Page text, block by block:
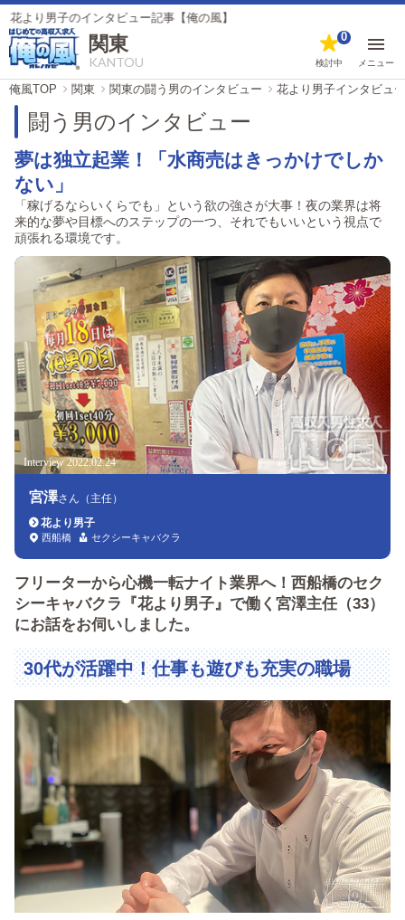
子のインタビュー記事【俺の風】
関東
KANTOU 検討中
0
メニュー
俺風TOP 関東 関東の闘う男のインタビュー 花より男子インタビュ
闘う男のインタビュー
夢は独立起業！「水商売はきっかけでしか
ない」
「稼げるならいくらでも」という欲の強さが大事！夜の業界は将
来的な夢や目標へのステップの一つ、それでもいいという視点で
頑張れる環境です。
宮澤さん（主任）
花より男子
西船橋 セクシーキャバクラ
Interview 2022.02.24
フリーターから心機一転ナイト業界へ！西船橋のセク
シーキャバクラ『花より男子』で働く宮澤主任（33）
にお話をお伺いしました。
30代が活躍中！仕事も遊びも充実の職場